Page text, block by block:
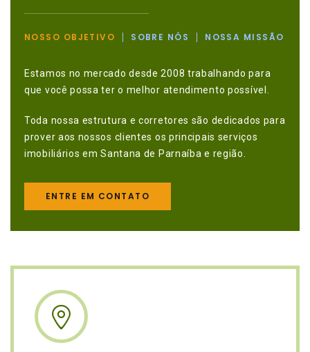
NOSSO OBJETIVO SOBRE NÓS NOSSA MISSÃO
Estamos no mercado desde 2008 trabalhando para
que você possa ter o melhor atendimento possível.
Toda nossa estrutura e corretores são dedicados para
prover aos nossos clientes os principais serviços
imobiliários em Santana de Parnaíba e região.
ENTRE EM CONTATO